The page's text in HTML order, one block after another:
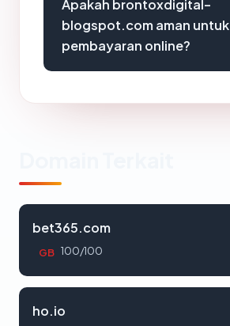
Apakah brontoxdigital-
blogspot.com aman untuk
pembayaran online?
bet365.com
GB 100/100
ho.io